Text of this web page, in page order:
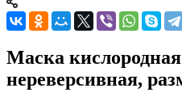
Маска
нереверсивная,